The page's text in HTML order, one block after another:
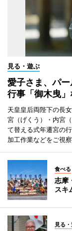
見る・遊ぶ
愛子さま、パ
行事「御木曳
天皇皇后両陛下の長
宮（げくう）・内宮
て替える式年遷宮の
加工作業などをご視察
食べる
志摩
スキ
見る